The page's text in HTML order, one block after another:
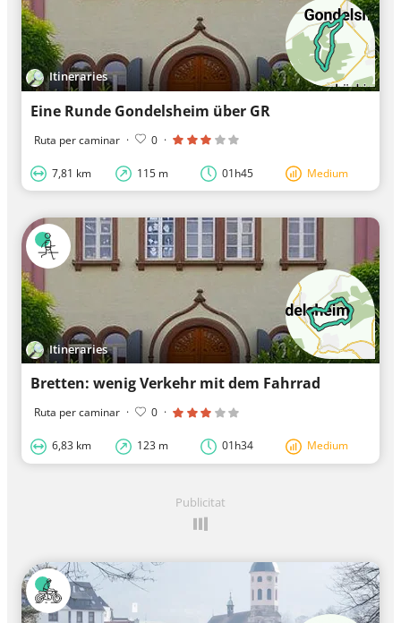
Itineraries
Eine Runde Gondelsheim über GR
Ruta per caminar · 0 ·
7,81 km 115 m 01h45 Medium
Itineraries
Bretten: wenig Verkehr mit dem Fahrrad
Ruta per caminar · 0 ·
6,83 km 123 m 01h34 Medium
Publicitat